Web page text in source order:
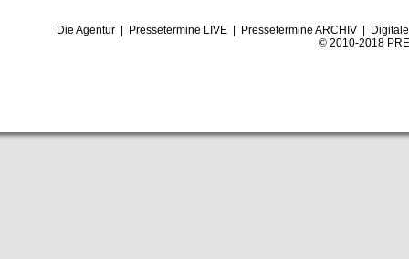
Die Agentur| Pressetermine LIVE| Pressetermine ARCHIV|
© 2010-2018